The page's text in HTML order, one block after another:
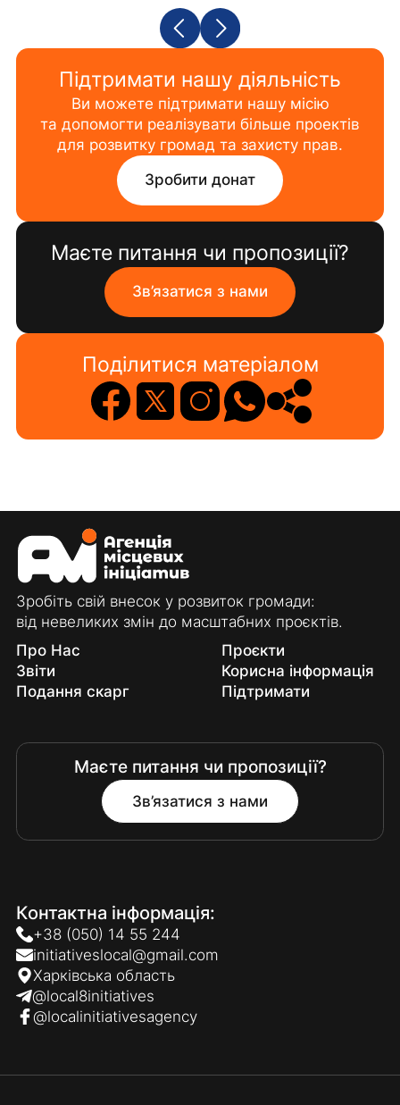
Підтримати нашу діяльність
Ви можете підтримати нашу місію
та допомогти реалізувати більше проектів
для розвитку громад та захисту прав.
Зробити донат
Маєте питання чи пропозиції?
Зв’язатися з нами
Поділитися матеріалом
Зробіть свій внесок у розвиток громади:
від невеликих змін до масштабних проєктів.
Про Нас
Проєкти
Звіти
Корисна інформація
Подання скарг
Підтримати
Маєте питання чи пропозиції?
Зв’язатися з нами
Контактна інформація:
+38 (050) 14 55 244
initiativeslocal@gmail.com
Харківська область
@local8initiatives
@localinitiativesagency